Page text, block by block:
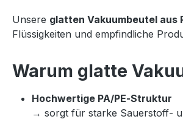
Unsere glatten Vakuumbeutel aus
Flüssigkeiten und empfindliche
Warum glatte
Hochwertige PA/PE‑Struktur
→ sorgt für starke Sauerstoff‑